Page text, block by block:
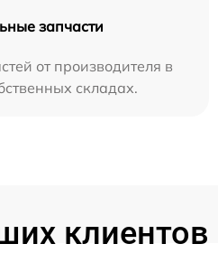
запчасти
от производителя в
складах.
клиентов